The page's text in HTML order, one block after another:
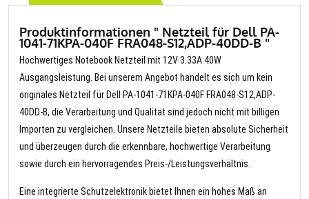
Produktinformationen " Netzteil für Dell PA-
1041-71KPA-040F FRA048-S12,ADP-40DD-B "
Hochwertiges Notebook Netzteil mit 12V 3.33A 40W
Ausgangsleistung. Bei unserem Angebot handelt es sich um kein
originales Netzteil für Dell PA-1041-71KPA-040F FRA048-S12,ADP-
40DD-B, die Verarbeitung und Qualität sind jedoch nicht mit billigen
Importen zu vergleichen. Unsere Netzteile bieten absolute Sicherheit
und überzeugen durch die erkennbare, hochwertige Verarbeitung
sowie durch ein hervorragendes Preis-/Leistungsverhältnis.
Eine integrierte Schutzelektronik bietet Ihnen ein hohes Maß an